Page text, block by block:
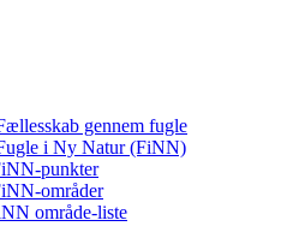
gennem fugle
i Ny Natur (FiNN)
punkter
områder
område-liste